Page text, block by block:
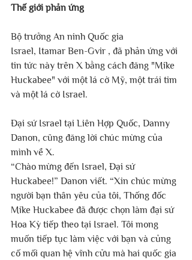
Thế giới phản ứng
Bộ trưởng An ninh Quốc gia
Israel, Itamar Ben-Gvir , đã phản ứng với
tin tức này trên X bằng cách đăng "Mike
Huckabee" với một lá cờ Mỹ, một trái tim
và một lá cờ Israel.
Đại sứ Israel tại Liên Hợp Quốc, Danny
Danon, cũng đăng lời chúc mừng của
mình về X.
“Chào mừng đến Israel, Đại sứ
Huckabee!” Danon viết. “Xin chúc mừng
người bạn thân yêu của tôi, Thống đốc
Mike Huckabee đã được chọn làm đại sứ
Hoa Kỳ tiếp theo tại Israel. Tôi mong
muốn tiếp tục làm việc với bạn và củng
cố mối quan hệ vĩnh cửu mà hai quốc gia